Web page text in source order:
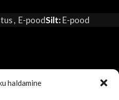
haldamine
, E-poodSilt: E-pood